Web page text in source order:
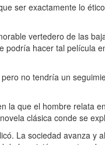
ser exactamente lo
vertedero de las
podría hacer tal película
no tendría un
la que el hombre relata
clásica conde se
La sociedad avanza